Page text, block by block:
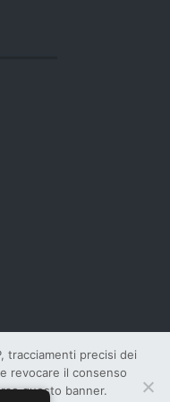
tracciamenti precisi dei
revocare il consenso
questo banner.